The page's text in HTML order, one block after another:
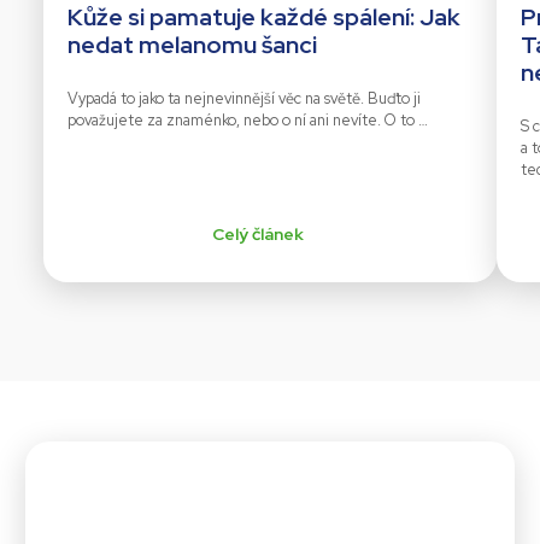
Kůže si pamatuje každé spálení: Jak
nedat melanomu šanci
Vypadá to jako ta nejnevinnější věc na světě. Buďto ji
považujete za znaménko, nebo o ní ani nevíte. O to …
Celý článek
S
a